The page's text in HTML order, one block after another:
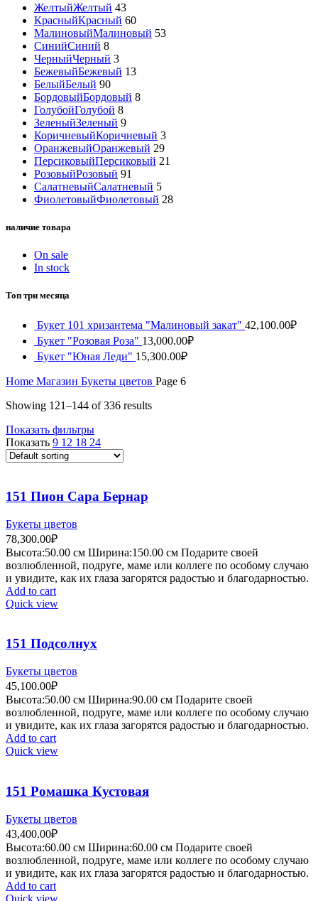
ЖелтыйЖелтый 43
КрасныйКрасный 60
МалиновыйМалиновый 53
СинийСиний 8
ЧерныйЧерный 3
БежевыйБежевый 13
БелыйБелый 90
БордовыйБордовый 8
ГолубойГолубой 8
ЗеленыйЗеленый 9
КоричневыйКоричневый 3
ОранжевыйОранжевый 29
ПерсиковыйПерсиковый 21
РозовыйРозовый 91
СалатневыйСалатневый 5
ФиолетовыйФиолетовый 28
наличие товара
On sale
In stock
Топ три месяца
Букет 101 хризантема "Малиновый закат" 42,100.00₽
Букет "Розовая Роза" 13,000.00₽
Букет "Юная Леди" 15,300.00₽
Home Магазин Букеты цветов Page 6
Showing 121–144 of 336 results
Показать фильтры
Показать 9 12 18 24
151 Пион Сара Бернар
Букеты цветов
78,300.00₽
Высота:50.00 см Ширина:150.00 см Подарите своей
возлюбленной, подруге, маме или коллеге по особому случаю
и увидите, как их глаза загорятся радостью и благодарностью.
Add to cart
Quick view
151 Подсолнух
Букеты цветов
45,100.00₽
Высота:50.00 см Ширина:90.00 см Подарите своей
возлюбленной, подруге, маме или коллеге по особому случаю
и увидите, как их глаза загорятся радостью и благодарностью.
Add to cart
Quick view
151 Ромашка Кустовая
Букеты цветов
43,400.00₽
Высота:60.00 см Ширина:60.00 см Подарите своей
возлюбленной, подруге, маме или коллеге по особому случаю
и увидите, как их глаза загорятся радостью и благодарностью.
Add to cart
Quick view